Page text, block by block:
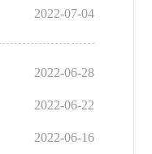
2022-07-04
2022-06-28
2022-06-22
2022-06-16